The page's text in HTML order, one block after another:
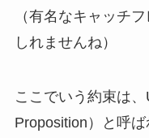
（有名なキャッチ
しれませんね）
ここでいう約束は
Proposition）と呼